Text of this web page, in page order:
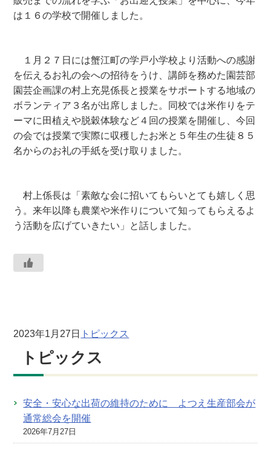
は１６の学校で開催しました。
１月２７日には蟹江町の学戸小学校より活動への感謝
を伝えるお礼の会への招待をうけ、講師を務めた園芸部
園芸企画課の村上充晃係長と授業をサポートする地域の
ボランティア３名が出席しました。同校では米作りをテ
ーマに田植えや脱穀体験など４回の授業を開催し、今回
の会では授業で実際に収穫したお米と５年生の生徒８５
名からのお礼の手紙を受け取りました。
村上係長は「素敵な会に招いてもらいとても嬉しく思
う。来年以降も農業や米作りについて知ってもらえるよ
う活動を広げていきたい」と話しました。
2023年1月27日 トピックス
トピックス
安全・安心な出荷の維持のために よつえ生産部会が
通常総会を開催
2026年7月27日